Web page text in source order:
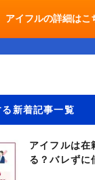
アイフルの詳細はこ
新着記事一覧
アイフルは在
る？バレずに